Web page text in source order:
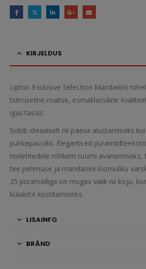
KIRJELDUS
Lipton Exclusive Selection Mandariini
tsitruseline maitse, esmaklassiline
igas tassis.
Sobib ideaalselt nii päeva alustamiseks
puhkepausiks. Elegantsed
teelehtedele rohkem ruumi avanemiseks,
tee pehmuse ja mandariini loomuliku
25 püramiidiga on mugav valik nii koju,
külaliste kostitamiseks.
LISAINFO
BRÄND